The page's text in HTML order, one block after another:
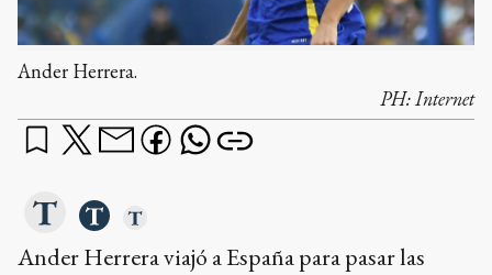
Ander Herrera.
PH:Internet
Ander Herrera viajó a España para pasar las